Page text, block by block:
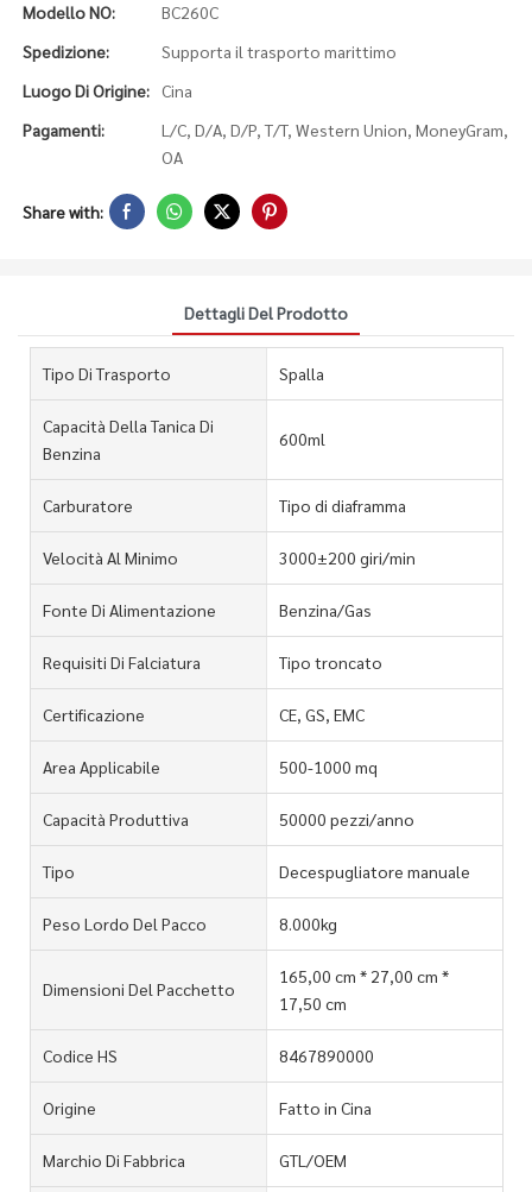
Modello NO:
BC260C
Spedizione:
Supporta il trasporto marittimo
Luogo Di Origine:
Cina
Pagamenti:
L/C, D/A, D/P, T/T, Western Union, MoneyGram,
OA
Share with:
Dettagli Del Prodotto
Tipo Di Trasporto Spalla
Capacità Della Tanica Di
Benzina
600ml
Carburatore Tipo di diaframma
Velocità Al Minimo 3000±200 giri/min
Fonte Di Alimentazione Benzina/Gas
Requisiti Di Falciatura Tipo troncato
Certificazione CE, GS, EMC
Area Applicabile 500-1000 mq
Capacità Produttiva 50000 pezzi/anno
Tipo Decespugliatore manuale
Peso Lordo Del Pacco 8.000kg
Dimensioni Del Pacchetto
165,00 cm * 27,00 cm *
17,50 cm
Codice HS 8467890000
Origine Fatto in Cina
Marchio Di Fabbrica GTL/OEM